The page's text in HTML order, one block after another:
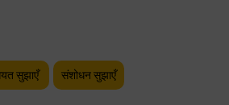
सुझाएँ संशोधन सुझाएँ